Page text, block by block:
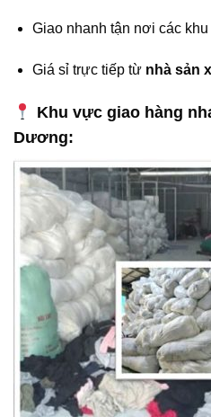
Giao nhanh tận nơi các
Giá sỉ trực tiếp từ nhà sản
Khu vực giao hàng
Dương: